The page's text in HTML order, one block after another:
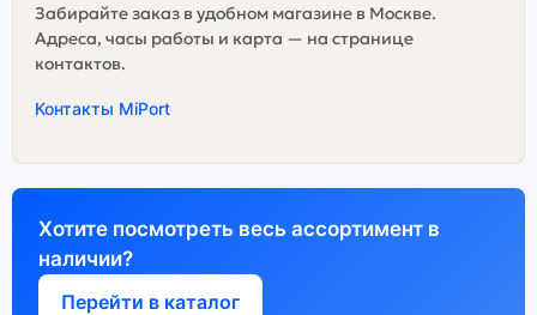
Забирайте заказ в удобном магазине в Москве.
Адреса, часы работы и карта — на странице
контактов.
Контакты MiPort
Хотите посмотреть весь ассортимент в
наличии?
Перейти в каталог